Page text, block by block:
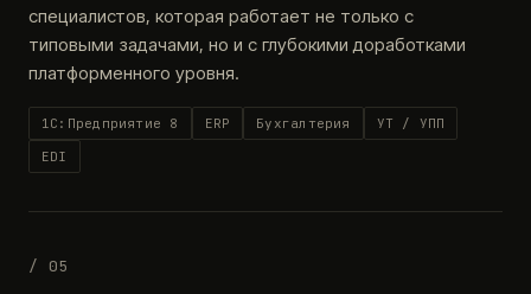
специалистов, которая работает не только с
типовыми задачами, но и с глубокими доработками
платформенного уровня.
1С:Предприятие 8 ERP Бухгалтерия
УТ / УПП
EDI
/ 05